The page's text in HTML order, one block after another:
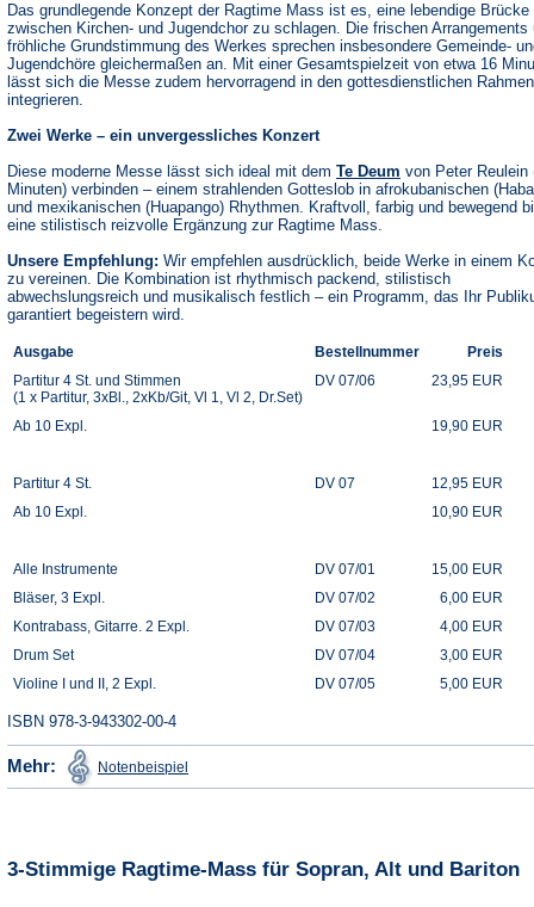
Das grundlegende Konzept der Ragtime Mass ist es, eine lebendige Brücke
zwischen Kirchen- und Jugendchor zu schlagen. Die frischen Arrangements
fröhliche Grundstimmung des Werkes sprechen insbesondere Gemeinde-
Jugendchöre gleichermaßen an. Mit einer Gesamtspielzeit von etwa 16
lässt sich die Messe zudem hervorragend in den gottesdienstlichen Rahmen
integrieren.
Zwei Werke – ein unvergessliches Konzert
Diese moderne Messe lässt sich ideal mit dem Te Deum von Peter Reulein
Minuten) verbinden – einem strahlenden Gotteslob in afrokubanischen
und mexikanischen (Huapango) Rhythmen. Kraftvoll, farbig und bewegend
eine stilistisch reizvolle Ergänzung zur Ragtime Mass.
Unsere Empfehlung: Wir empfehlen ausdrücklich, beide Werke in einem
zu vereinen. Die Kombination ist rhythmisch packend, stilistisch
abwechslungsreich und musikalisch festlich – ein Programm, das Ihr
garantiert begeistern wird.
Ausgabe Bestellnummer
Preis
Partitur 4 St. und Stimmen
(1 x Partitur, 3xBl., 2xKb/Git, Vl 1, Vl 2, Dr.Set)
DV 07/06 23,95 EUR
Ab 10 Expl. 19,90 EUR
Partitur 4 St. DV 07
12,95 EUR
Ab 10 Expl.
10,90 EUR
Alle Instrumente DV 07/01
15,00 EUR
Bläser, 3 Expl.
DV 07/02
6,00 EUR
Kontrabass, Gitarre. 2 Expl.
DV 07/03
4,00 EUR
Drum Set
DV 07/04
3,00 EUR
Violine I und II, 2 Expl.
DV 07/05 5,00 EUR
ISBN 978-3-943302-00-4
Mehr: Notenbeispiel in
einem
3-Stimmige Ragtime-Mass für Sopran, Alt und Bariton